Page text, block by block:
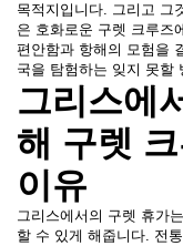
목적지입니다. 그리고 그
은 호화로운 구렛 크루즈
편안함과 항해의 모험을
국을 탐험하는 잊지 못할
그리스에
해 구렛
이유
그리스에서의 구렛 휴가
할 수 있게 해줍니다. 전